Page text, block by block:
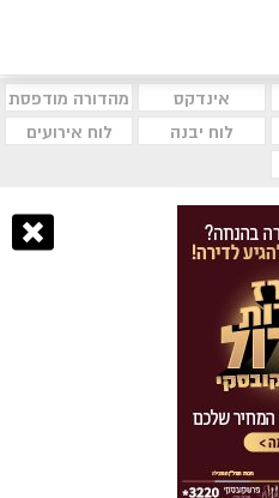
אינדקס
מהדורה מודפסת
לוח יבנה
לוח אירועים